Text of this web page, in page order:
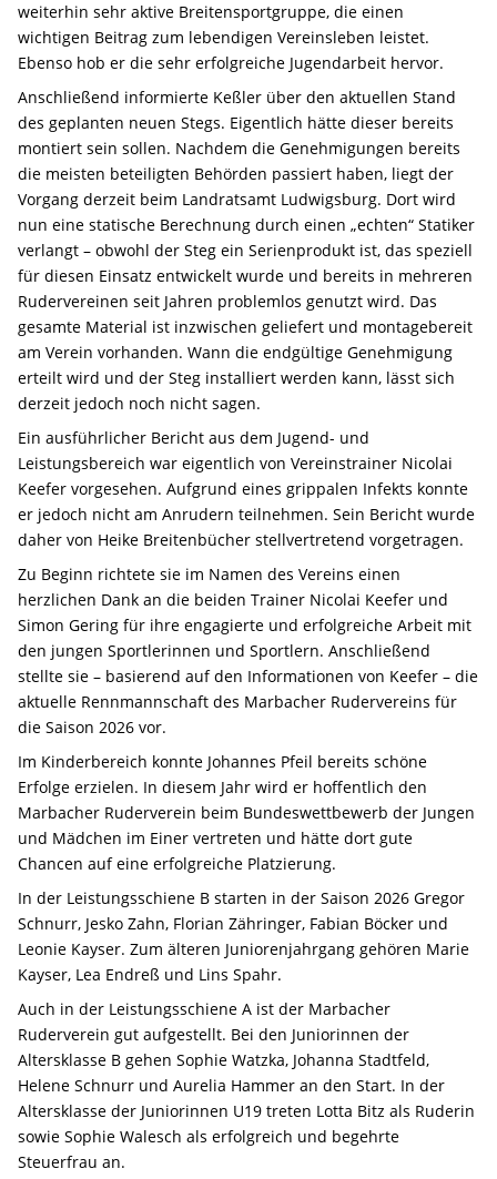
weiterhin sehr aktive Breitensportgruppe, die einen
wichtigen Beitrag zum lebendigen Vereinsleben leistet.
Ebenso hob er die sehr erfolgreiche Jugendarbeit hervor.
Anschließend informierte Keßler über den aktuellen Stand
des geplanten neuen Stegs. Eigentlich hätte dieser bereits
montiert sein sollen. Nachdem die Genehmigungen bereits
die meisten beteiligten Behörden passiert haben, liegt der
Vorgang derzeit beim Landratsamt Ludwigsburg. Dort wird
nun eine statische Berechnung durch einen „echten“ Statiker
verlangt – obwohl der Steg ein Serienprodukt ist, das speziell
für diesen Einsatz entwickelt wurde und bereits in mehreren
Rudervereinen seit Jahren problemlos genutzt wird. Das
gesamte Material ist inzwischen geliefert und montagebereit
am Verein vorhanden. Wann die endgültige Genehmigung
erteilt wird und der Steg installiert werden kann, lässt sich
derzeit jedoch noch nicht sagen.
Ein ausführlicher Bericht aus dem Jugend- und
Leistungsbereich war eigentlich von Vereinstrainer Nicolai
Keefer vorgesehen. Aufgrund eines grippalen Infekts konnte
er jedoch nicht am Anrudern teilnehmen. Sein Bericht wurde
daher von Heike Breitenbücher stellvertretend vorgetragen.
Zu Beginn richtete sie im Namen des Vereins einen
herzlichen Dank an die beiden Trainer Nicolai Keefer und
Simon Gering für ihre engagierte und erfolgreiche Arbeit mit
den jungen Sportlerinnen und Sportlern. Anschließend
stellte sie – basierend auf den Informationen von Keefer – die
aktuelle Rennmannschaft des Marbacher Rudervereins für
die Saison 2026 vor.
Im Kinderbereich konnte Johannes Pfeil bereits schöne
Erfolge erzielen. In diesem Jahr wird er hoffentlich den
Marbacher Ruderverein beim Bundeswettbewerb der Jungen
und Mädchen im Einer vertreten und hätte dort gute
Chancen auf eine erfolgreiche Platzierung.
In der Leistungsschiene B starten in der Saison 2026 Gregor
Schnurr, Jesko Zahn, Florian Zähringer, Fabian Böcker und
Leonie Kayser. Zum älteren Juniorenjahrgang gehören Marie
Kayser, Lea Endreß und Lins Spahr.
Auch in der Leistungsschiene A ist der Marbacher
Ruderverein gut aufgestellt. Bei den Juniorinnen der
Altersklasse B gehen Sophie Watzka, Johanna Stadtfeld,
Helene Schnurr und Aurelia Hammer an den Start. In der
Altersklasse der Juniorinnen U19 treten Lotta Bitz als Ruderin
sowie Sophie Walesch als erfolgreich und begehrte
Steuerfrau an.